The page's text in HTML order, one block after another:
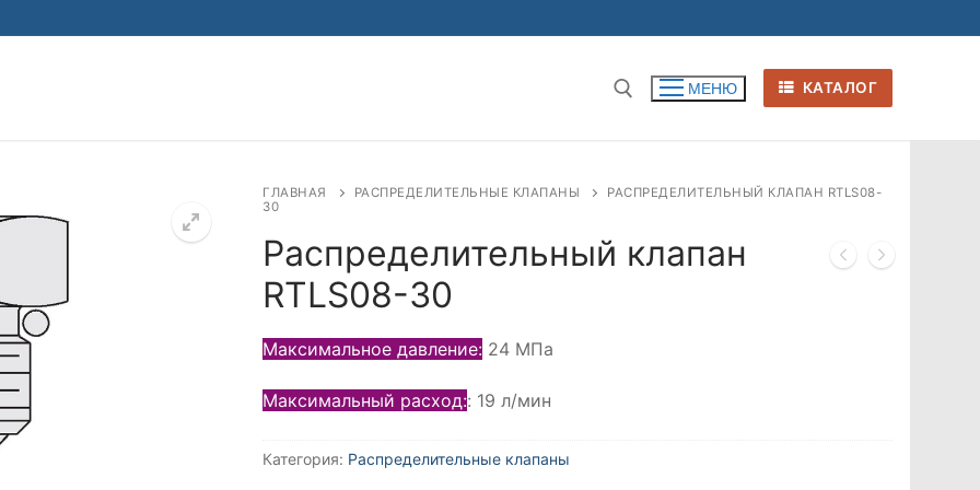
МЕНЮ КАТАЛОГ
ГЛАВНАЯ РАСПРЕДЕЛИТЕЛЬНЫЕ КЛАПАНЫ
РАСПРЕДЕЛИТЕЛЬНЫЙ КЛАПАН RTLS08-
30
Распределительный клапан
RTLS08-30
Максимальное давление: 24 МПа
Максимальный расход:: 19 л/мин
Категория: Распределительные клапаны